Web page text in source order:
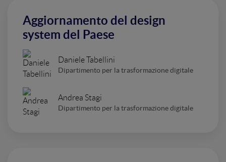
Aggiornamento del design
system del Paese
Daniele Tabellini
Dipartimento per la trasformazione digitale
Andrea Stagi
Dipartimento per la trasformazione digitale